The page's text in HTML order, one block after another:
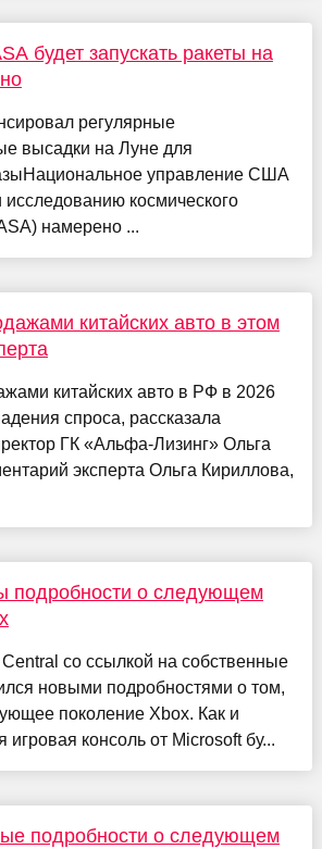
будет запускать ракеты на
регулярные
высадки на Луне для
управление США
исследованию космического
намерено ...
китайских авто в этом
китайских авто в РФ в 2026
спроса, рассказала
ГК «Альфа-Лизинг» Ольга
эксперта Ольга Кириллова,
подробности о следующем
со ссылкой на собственные
новыми подробностями о том,
поколение Xbox. Как и
консоль от Microsoft бу...
подробности о следующем